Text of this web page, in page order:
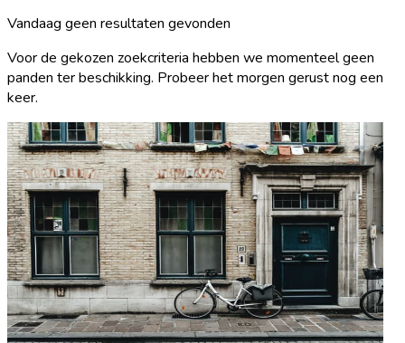
Vandaag geen resultaten gevonden
Voor de gekozen zoekcriteria hebben we momenteel geen
panden ter beschikking. Probeer het morgen gerust nog een
keer.